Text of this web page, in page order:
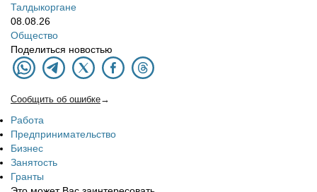
Талдыкоргане
08.08.26
Общество
Поделиться новостью
Сообщить об ошибке→
Работа
Предпринимательство
Бизнес
Занятость
Гранты